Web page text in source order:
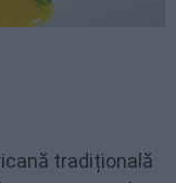
tradițională